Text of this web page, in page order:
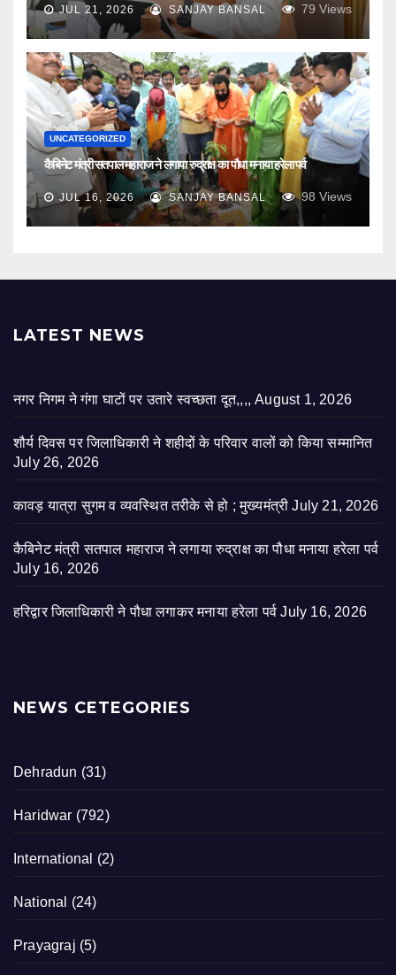
JUL 21, 2026 SANJAY BANSAL 79 Views
UNCATEGORIZED
कैबिनेट मंत्री सतपाल महाराज ने लगाया रुद्राक्ष का पौधा मनाया हरेला पर्व
JUL 16, 2026 SANJAY BANSAL 98 Views
LATEST NEWS
नगर निगम ने गंगा घाटों पर उतारे स्वच्छता दूत,,,, August 1, 2026
शौर्य दिवस पर जिलाधिकारी ने शहीदों के परिवार वालों को किया सम्मानित
July 26, 2026
कावड़ यात्रा सुगम व व्यवस्थित तरीके से हो ; मुख्यमंत्री July 21, 2026
कैबिनेट मंत्री सतपाल महाराज ने लगाया रुद्राक्ष का पौधा मनाया हरेला पर्व
July 16, 2026
हरिद्वार जिलाधिकारी ने पौधा लगाकर मनाया हरेला पर्व July 16, 2026
NEWS CETEGORIES
Dehradun (31)
Haridwar (792)
International (2)
National (24)
Prayagraj (5)